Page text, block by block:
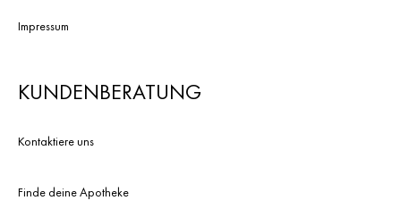
Impressum
KUNDENBERATUNG
Kontaktiere uns
Finde deine Apotheke